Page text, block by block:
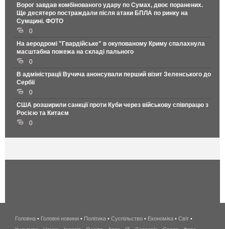
Ворог завдав комбінованого удару по Сумах, двоє поранених.
Ще десятеро постраждали після атаки БПЛА по ринку на
Сумщині. ФОТО
0
На аеродромі "Гвардійське" в окупованому Криму спалахнула
масштабна пожежа на складі пального
0
В адміністрації Вучича анонсували перший візит Зеленського до
Сербії
0
США розширили санкції проти Куби через військову співпрацю з
Росією та Китаєм
0
беспроводной
Головна • Головні новини • Політика • Суспільство • Економіка • Світ •